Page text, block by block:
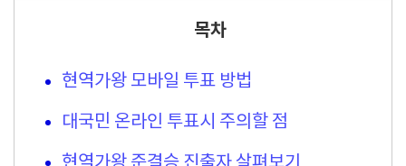
목차
현역가왕 모바일 투표 방법
대국민 온라인 투표시 주의할 점